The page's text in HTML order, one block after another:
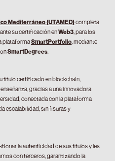
Mediterráneo (UTAMED)completa
su certificación enWeb3, para los
plataformaSmartPortfolio, mediante
SmartDegrees.
título certificado en blockchain,
gracias a una innovadora
conectada con la plataforma
escalabilidad, sin fisuras y
la autenticidad de sus títulos y les
con terceros, garantizando la